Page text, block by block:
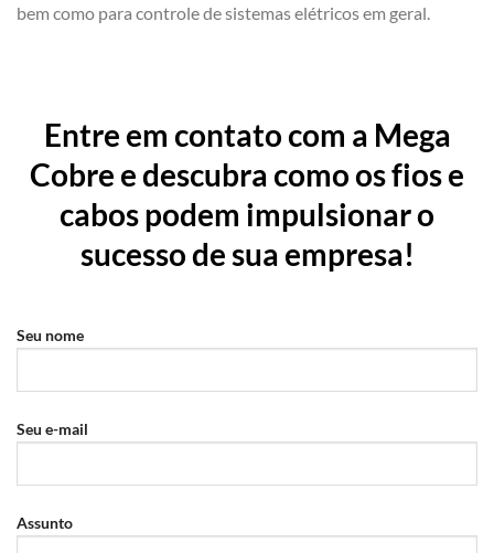
bem como para controle de sistemas elétricos em geral.
Entre em contato com a Mega
Cobre e descubra como os fios e
cabos podem impulsionar o
sucesso de sua empresa!
Seu nome
Seu e-mail
Assunto